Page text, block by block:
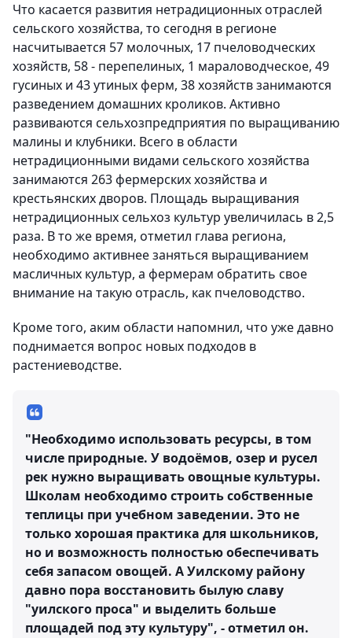
Что касается развития нетрадиционных отраслей
сельского хозяйства, то сегодня в регионе
насчитывается 57 молочных, 17 пчеловодческих
хозяйств, 58 - перепелиных, 1 мараловодческое, 49
гусиных и 43 утиных ферм, 38 хозяйств занимаются
разведением домашних кроликов. Активно
развиваются сельхозпредприятия по выращиванию
малины и клубники. Всего в области
нетрадиционными видами сельского хозяйства
занимаются 263 фермерских хозяйства и
крестьянских дворов. Площадь выращивания
нетрадиционных сельхоз культур увеличилась в 2,5
раза. В то же время, отметил глава региона,
необходимо активнее заняться выращиванием
масличных культур, а фермерам обратить свое
внимание на такую отрасль, как пчеловодство.
Кроме того, аким области напомнил, что уже давно
поднимается вопрос новых подходов в
растениеводстве.
"Необходимо использовать ресурсы, в том
числе природные. У водоёмов, озер и русел
рек нужно выращивать овощные культуры.
Школам необходимо строить собственные
теплицы при учебном заведении. Это не
только хорошая практика для школьников,
но и возможность полностью обеспечивать
себя запасом овощей. А Уилскому району
давно пора восстановить былую славу
"уилского проса" и выделить больше
площадей под эту культуру", - отметил он.